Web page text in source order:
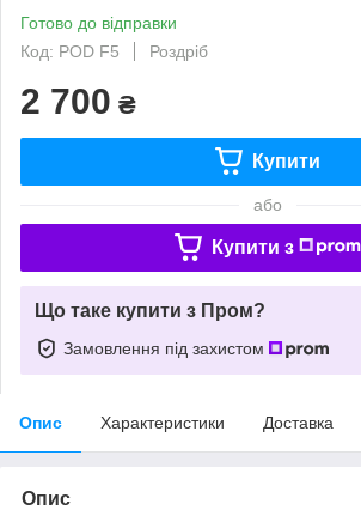
Готово до відправки
Код: POD F5
Роздріб
2 700 ₴
Купити
або
Купити з
Що таке купити з Пром?
Замовлення під захистом
Опис Характеристики Доставка
Опис